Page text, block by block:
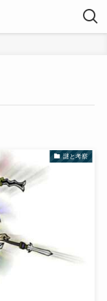
謎と考察